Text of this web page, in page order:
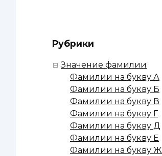
Рубрики
Значение фамилии
Фамилии на букву А
Фамилии на букву Б
Фамилии на букву В
Фамилии на букву Г
Фамилии на букву Д
Фамилии на букву Е
Фамилии на букву Ж